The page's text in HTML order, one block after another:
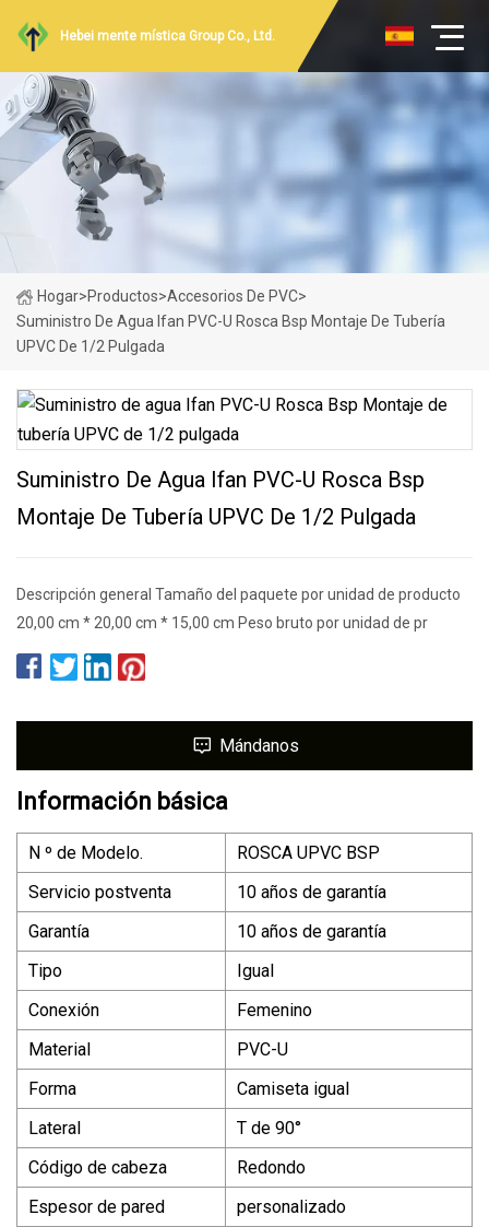
Hebei mente mística Group Co., Ltd.
Hogar>Productos>Accesorios De PVC>
Suministro De Agua Ifan PVC-U Rosca Bsp Montaje De Tubería
UPVC De 1/2 Pulgada
Suministro De Agua Ifan PVC-U Rosca Bsp
Montaje De Tubería UPVC De 1/2 Pulgada
Descripción general Tamaño del paquete por unidad de producto
20,00 cm * 20,00 cm * 15,00 cm Peso bruto por unidad de pr
Mándanos
Información básica
N º de Modelo.
ROSCA UPVC BSP
Servicio postventa
10 años de garantía
Garantía
10 años de garantía
Tipo
Igual
Conexión
Femenino
Material
PVC-U
Forma
Camiseta igual
Lateral
T de 90°
Código de cabeza
Redondo
Espesor de pared
personalizado